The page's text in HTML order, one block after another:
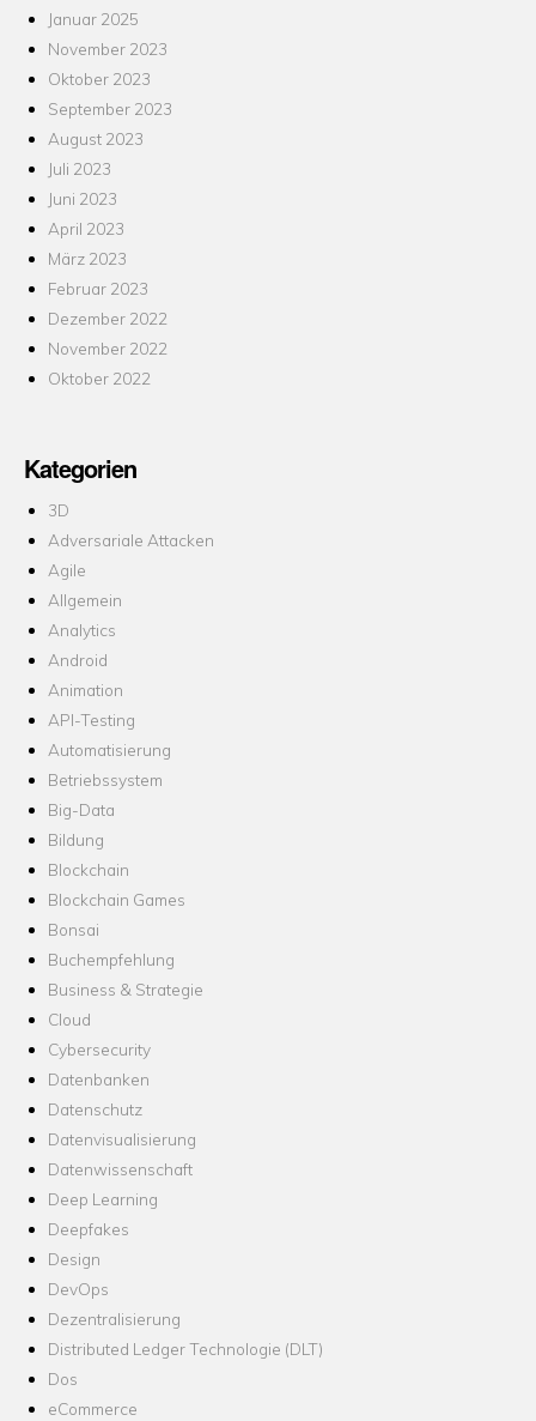
Januar 2025
November 2023
Oktober 2023
September 2023
August 2023
Juli 2023
Juni 2023
April 2023
März 2023
Februar 2023
Dezember 2022
November 2022
Oktober 2022
Kategorien
3D
Adversariale Attacken
Agile
Allgemein
Analytics
Android
Animation
API-Testing
Automatisierung
Betriebssystem
Big-Data
Bildung
Blockchain
Blockchain Games
Bonsai
Buchempfehlung
Business & Strategie
Cloud
Cybersecurity
Datenbanken
Datenschutz
Datenvisualisierung
Datenwissenschaft
Deep Learning
Deepfakes
Design
DevOps
Dezentralisierung
Distributed Ledger Technologie (DLT)
Dos
eCommerce